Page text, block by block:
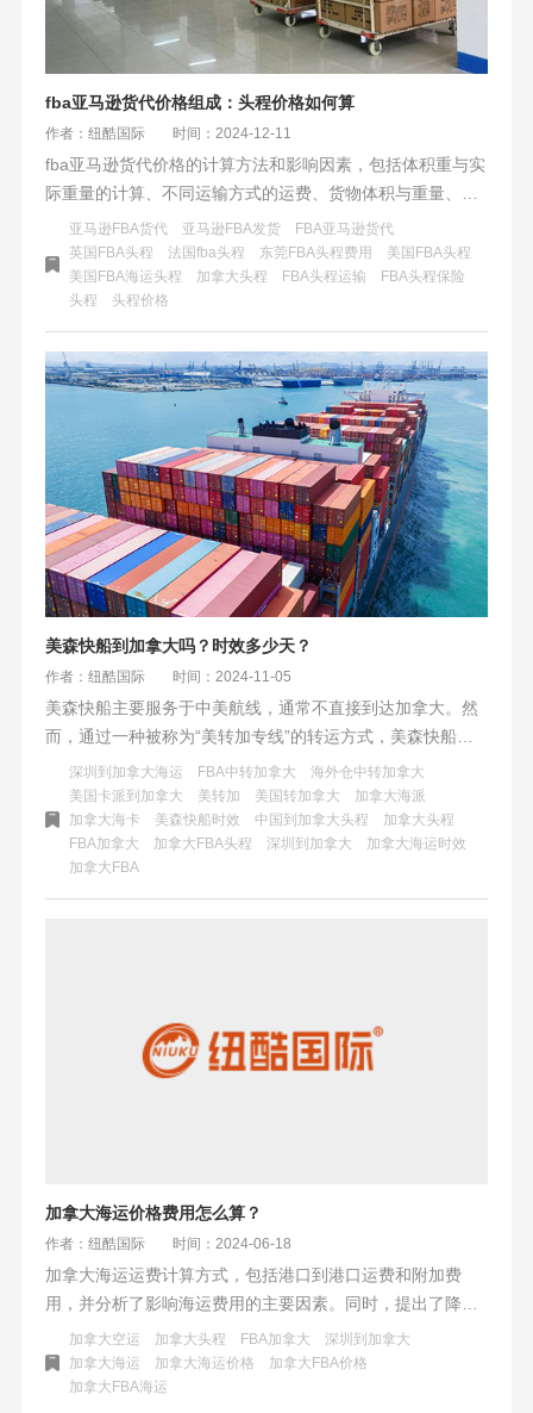
fba亚马逊货代价格组成：头程价格如何算
作者：纽酷国际 时间：2024-12-11
fba亚马逊货代价格的计算方法和影响因素，包括体积重与实
际重量的计算、不同运输方式的运费、货物体积与重量、发
货地、附加服务和特殊情况等。通过优化包装、选择合适的
运输方式、与货代公司协商和提前规划等方法，可以降低物
流成本。建议卖家仔细比较不同货代公司的价格和服务质
量，密切关注亚马逊物流费用调整，以取得更大的成功。
亚马逊FBA货代 亚马逊FBA发货
FBA亚马逊货代
英国FBA头程
法国fba头程 东莞FBA头程费用
美国FBA头程
美国FBA海运头程
加拿大头程 FBA头程运输
FBA头程保险
头程
头程价格
美森快船到加拿大吗？时效多少天？
作者：纽酷国际 时间：2024-11-05
美森快船主要服务于中美航线，通常不直接到达加拿大。然
而，通过一种被称为“美转加专线”的转运方式，美森快船可
以从美国转运至加拿大。这种方式涉及从上海、宁波等地出
发的美森快船抵达美国后，再由卡车派送到加拿大的FBA仓
库。整体运输时间相对较短，且有一定的赔付保障。虽然美
森快船本身不直接到达加拿大，但通过转运方式，它仍然为
加拿大提供了高效、可靠的海运物流服务。
深圳到加拿大海运 FBA中转加拿大
海外仓中转加拿大
美国卡派到加拿大
美转加 美国转加拿大
加拿大海派
加拿大海卡
美森快船时效 中国到加拿大头程
加拿大头程
FBA加拿大
加拿大FBA头程 深圳到加拿大
加拿大海运时效
加拿大FBA
加拿大海运价格费用怎么算？
作者：纽酷国际 时间：2024-06-18
加拿大海运运费计算方式，包括港口到港口运费和附加费
用，并分析了影响海运费用的主要因素。同时，提出了降低
海运物流费用的策略，包括合理规划货物量、选择合适的运
输方式等，旨在帮助进出口商和物流从业者降低运输成本，
提高业务竞争力。
加拿大空运 加拿大头程 FBA加拿大
深圳到加拿大
加拿大海运
加拿大海运价格
加拿大FBA价格
加拿大FBA海运